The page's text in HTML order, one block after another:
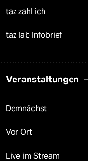
taz zahl ich
taz lab Infobrief
Veranstaltungen
Demnächst
Vor Ort
Live im Stream